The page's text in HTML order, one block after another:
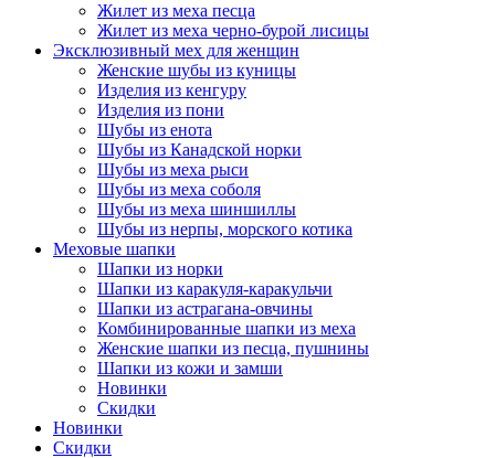
Жилет из меха песца
Жилет из меха черно-бурой лисицы
Эксклюзивный мех для женщин
Женские шубы из куницы
Изделия из кенгуру
Изделия из пони
Шубы из енота
Шубы из Канадской норки
Шубы из меха рыси
Шубы из меха соболя
Шубы из меха шиншиллы
Шубы из нерпы, морского котика
Меховые шапки
Шапки из норки
Шапки из каракуля-каракульчи
Шапки из астрагана-овчины
Комбинированные шапки из меха
Женские шапки из песца, пушнины
Шапки из кожи и замши
Новинки
Скидки
Новинки
Скидки